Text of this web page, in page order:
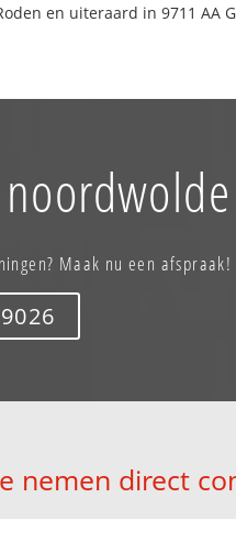
en uiteraard in 9711 AA
Maak nu een afspraak!
nemen direct